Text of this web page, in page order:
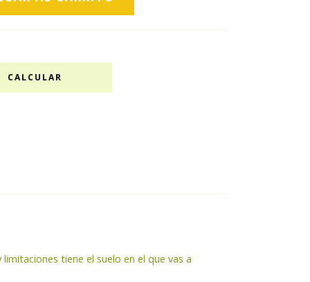
CALCULAR
tiene el suelo en el que vas a